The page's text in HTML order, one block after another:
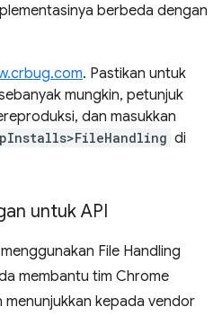
berbeda dengan
. Pastikan untuk
mungkin, petunjuk
dan masukkan
di
untuk API
File Handling
membantu tim Chrome
kepada vendor